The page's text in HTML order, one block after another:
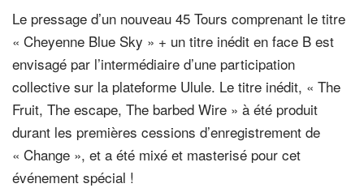
Le pressage d’un nouveau 45 Tours comprenant le titre
« Cheyenne Blue Sky » + un titre inédit en face B est
envisagé par l’intermédiaire d’une participation
collective sur la plateforme Ulule. Le titre inédit, « The
Fruit, The escape, The barbed Wire » à été produit
durant les premières cessions d’enregistrement de
« Change », et a été mixé et masterisé pour cet
événement spécial !